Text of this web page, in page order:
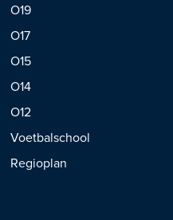
O19
O17
O15
O14
O12
Voetbalschool
Regioplan